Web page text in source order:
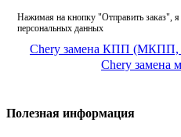
Нажимая на кнопку "Отправить заказ", я
персональных данных
Chery замена КПП
Chery замена
Полезная информация